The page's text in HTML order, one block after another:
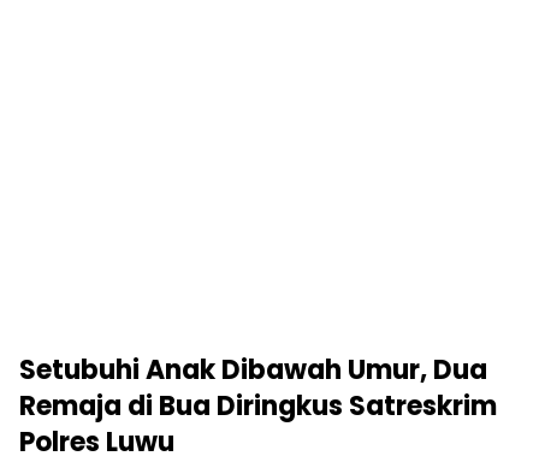
Setubuhi Anak Dibawah Umur, Dua
Remaja di Bua Diringkus Satreskrim
Polres Luwu